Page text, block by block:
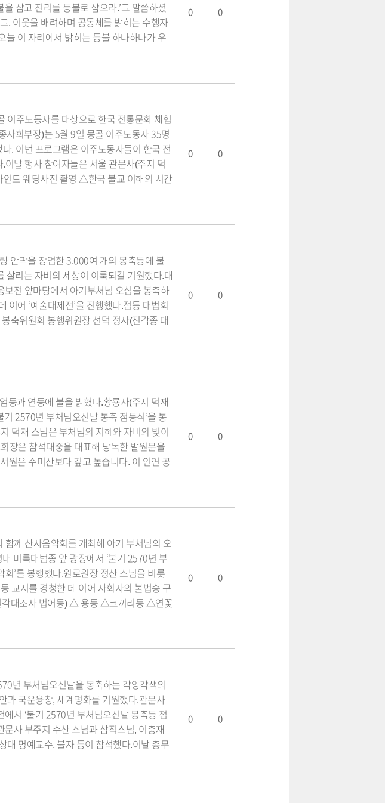
을 삼고 진리를 등불로 삼으라.’고 말씀하셨
, 이웃을 배려하며 공동체를 밝히는 수행자
늘 이 자리에서 밝히는 등불 하나하나가 우
0 0
이주노동자를 대상으로 한국 전통문화 체험
사회부장)는 5월 9일 몽골 이주노동자 35명
. 이번 프로그램은 이주노동자들이 한국 전
날 행사 참여자들은 서울 관문사(주지 덕
드 웨딩사진 촬영 △한국 불교 이해의 시간
0 0
안팎을 장엄한 3,000여 개의 봉축등에 불
리는 자비의 세상이 이룩되길 기원했다.대
전 앞마당에서 아기부처님 오심을 봉축하
이어 ‘예술대제전’을 진행했다.점등 대법회
축위원회 봉행위원장 선덕 정사(진각종 대
0 0
등과 연등에 불을 밝혔다.황룡사(주지 덕재
2570년 부처님오신날 봉축 점등식’을 봉
덕재 스님은 부처님의 지혜와 자비의 빛이
장은 참석대중을 대표해 낭독한 발원문을
원은 수미산보다 깊고 높습니다. 이 인연 공
0 0
께 산사음악회를 개최해 아기 부처님의 오
미륵대범종 앞 광장에서 ‘불기 2570년 부
’를 봉행했다.원로원장 정산 스님을 비롯
교시를 경청한 데 이어 사회자의 불법승 구
각대조사 법어등) △ 용등 △코끼리등 △연꽃
0 0
년 부처님오신날을 봉축하는 각양각색의
과 국운융창, 세계평화를 기원했다.관문사
서 ‘불기 2570년 부처님오신날 봉축등 점
문사 부주지 수산 스님과 삼직스님, 이충재
대 명예교수, 불자 등이 참석했다.이날 총무
0 0